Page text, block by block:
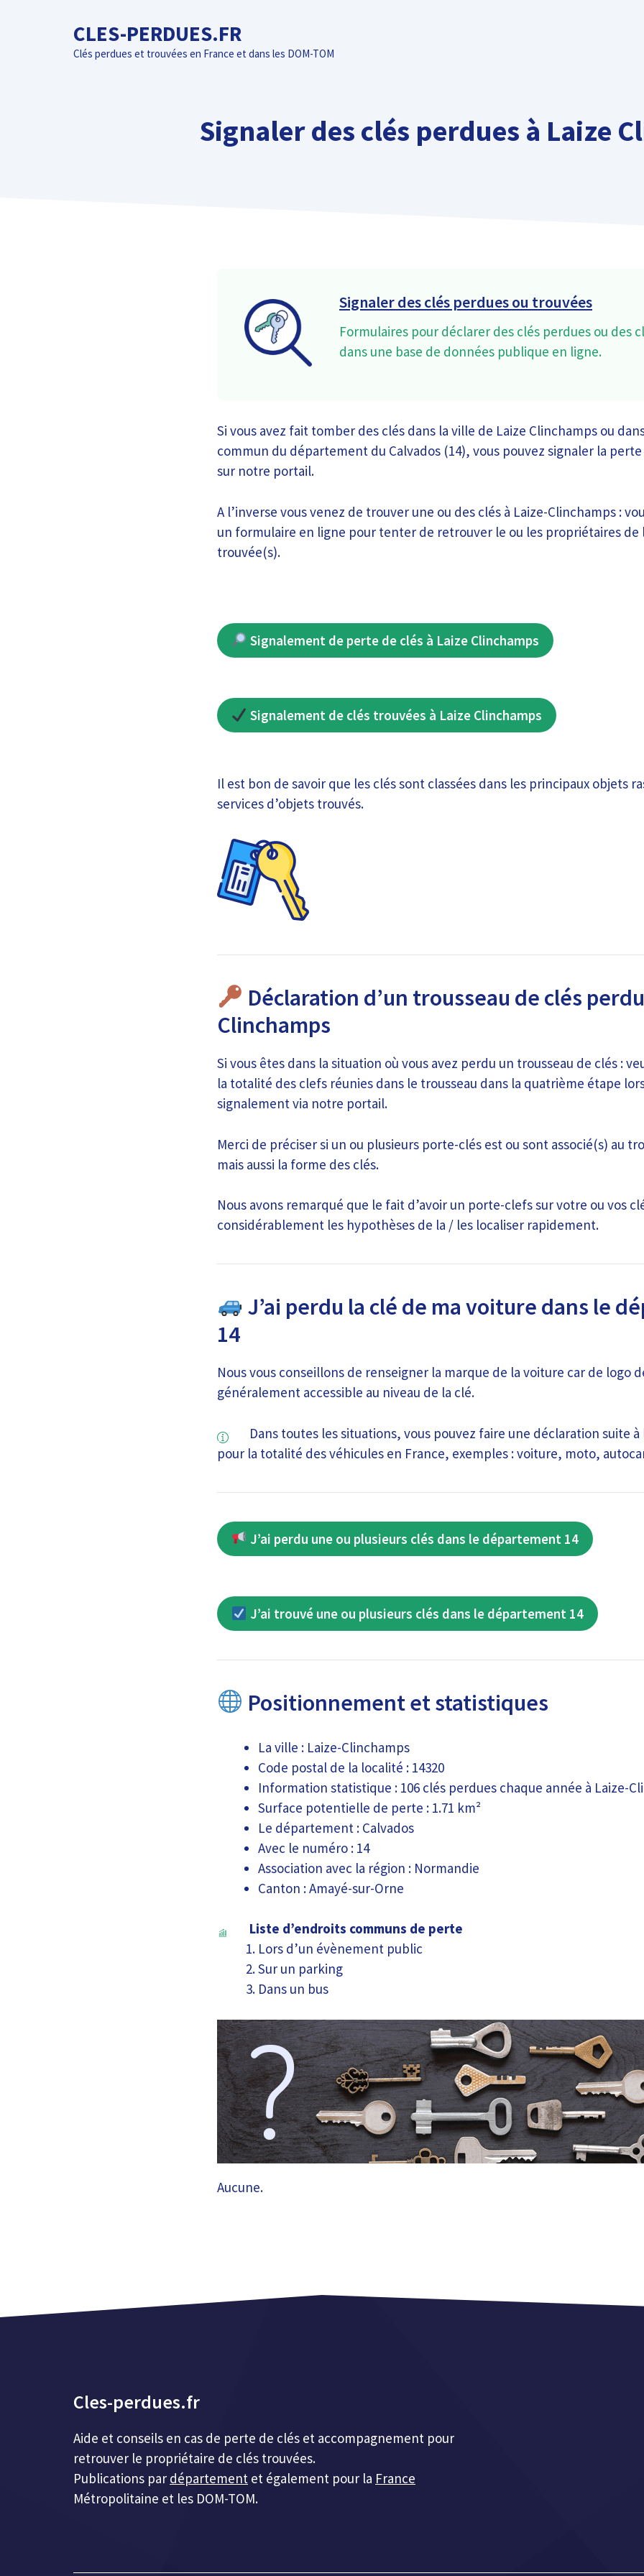
CLES-PERDUES.FR
Clés perdues et trouvées en France et dans les DOM-TOM
Signaler des clés perdues à Laize
Signaler des clés perdues ou trouvées
Formulaires pour déclarer des clés perdues ou des
dans une base de données publique en ligne.
Si vous avez fait tomber des clés dans la ville de Laize Clinchamps ou
commun du département du Calvados (14), vous pouvez signaler la
sur notre portail.
A l’inverse vous venez de trouver une ou des clés à Laize-Clinchamps :
un formulaire en ligne pour tenter de retrouver le ou les propriétaires de
trouvée(s).
Signalement de perte de clés à Laize Clinchamps
Signalement de clés trouvées à Laize Clinchamps
Il est bon de savoir que les clés sont classées dans les principaux objets
services d’objets trouvés.
Déclaration d’un trousseau de clés
Clinchamps
Si vous êtes dans la situation où vous avez perdu un trousseau de clés :
la totalité des clefs réunies dans le trousseau dans la quatrième étape
signalement via notre portail.
Merci de préciser si un ou plusieurs porte-clés est ou sont associé(s) au
mais aussi la forme des clés.
Nous avons remarqué que le fait d’avoir un porte-clefs sur votre ou vos
considérablement les hypothèses de la / les localiser rapidement.
J’ai perdu la clé de ma voiture dans le
14
Nous vous conseillons de renseigner la marque de la voiture car de logo
généralement accessible au niveau de la clé.
Dans toutes les situations, vous pouvez faire une déclaration suite
pour la totalité des véhicules en France, exemples : voiture, moto,
J’ai perdu une ou plusieurs clés dans le département 14
J’ai trouvé une ou plusieurs clés dans le département 14
Positionnement et statistiques
La ville : Laize-Clinchamps
Code postal de la localité : 14320
Information statistique : 106 clés perdues chaque année à Laize-
Surface potentielle de perte : 1.71 km²
Le département : Calvados
Avec le numéro : 14
Association avec la région : Normandie
Canton : Amayé-sur-Orne
Liste d’endroits communs de perte
Lors d’un évènement public
Sur un parking
Dans un bus
Aucune.
Cles-perdues.fr
Aide et conseils en cas de perte de clés et accompagnement pour
retrouver le propriétaire de clés trouvées.
Publications par département et également pour la France
Métropolitaine et les DOM-TOM.